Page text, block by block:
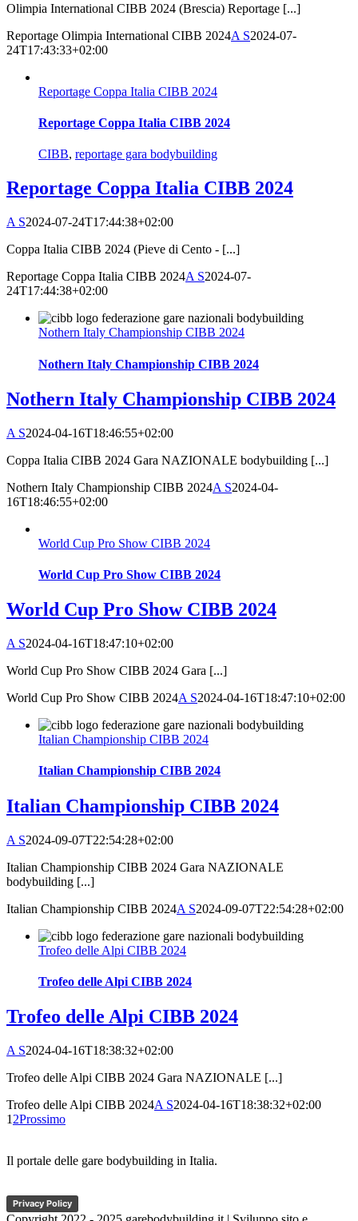
Olimpia International CIBB 2024 (Brescia) Reportage [...]
Reportage Olimpia International CIBB 2024A S2024-07-
24T17:43:33+02:00
Reportage Coppa Italia CIBB 2024
Reportage Coppa Italia CIBB 2024
CIBB, reportage gara bodybuilding
Reportage Coppa Italia CIBB 2024
A S2024-07-24T17:44:38+02:00
Coppa Italia CIBB 2024 (Pieve di Cento - [...]
Reportage Coppa Italia CIBB 2024A S2024-07-
24T17:44:38+02:00
Nothern Italy Championship CIBB 2024
Nothern Italy Championship CIBB 2024
Nothern Italy Championship CIBB 2024
A S2024-04-16T18:46:55+02:00
Coppa Italia CIBB 2024 Gara NAZIONALE bodybuilding [...]
Nothern Italy Championship CIBB 2024A S2024-04-
16T18:46:55+02:00
World Cup Pro Show CIBB 2024
World Cup Pro Show CIBB 2024
World Cup Pro Show CIBB 2024
A S2024-04-16T18:47:10+02:00
World Cup Pro Show CIBB 2024 Gara [...]
World Cup Pro Show CIBB 2024A S2024-04-16T18:47:10+02:00
Italian Championship CIBB 2024
Italian Championship CIBB 2024
Italian Championship CIBB 2024
A S2024-09-07T22:54:28+02:00
Italian Championship CIBB 2024 Gara NAZIONALE
bodybuilding [...]
Italian Championship CIBB 2024A S2024-09-07T22:54:28+02:00
Trofeo delle Alpi CIBB 2024
Trofeo delle Alpi CIBB 2024
Trofeo delle Alpi CIBB 2024
A S2024-04-16T18:38:32+02:00
Trofeo delle Alpi CIBB 2024 Gara NAZIONALE [...]
Trofeo delle Alpi CIBB 2024A S2024-04-16T18:38:32+02:00
1 2Prossimo
Il portale delle gare bodybuilding in Italia.
Privacy Policy